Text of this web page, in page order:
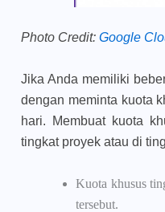
Photo Credit: Google
Jika Anda memiliki
dengan meminta kuota
hari. Membuat kuota
tingkat proyek atau di
Kuota khusus
tersebut.